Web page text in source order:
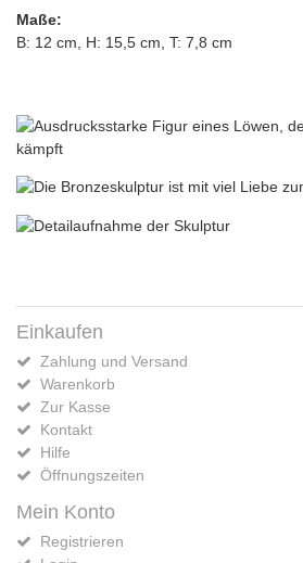
Maße:
B: 12 cm, H: 15,5 cm, T: 7,8 cm
Einkaufen
Zahlung und Versand
Warenkorb
Zur Kasse
Kontakt
Hilfe
Öffnungszeiten
Mein Konto
Registrieren